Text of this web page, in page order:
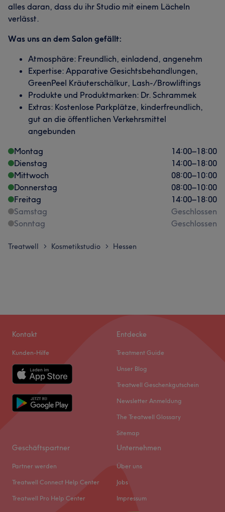
alles daran, dass du ihr Studio mit einem Lächeln
verlässt.
Was uns an dem Salon gefällt:
Atmosphäre: Freundlich, einladend, angenehm
Expertise: Apparative Gesichtsbehandlungen,
GreenPeel Kräuterschälkur, Lash-/Browliftings
Produkte und Produktmarken: Dr. Schrammek
Extras: Kostenlose Parkplätze, kinderfreundlich,
gut an die öffentlichen Verkehrsmittel
angebunden
Montag
14:00–18:00
Dienstag
14:00–18:00
Mittwoch
08:00–10:00
Donnerstag
08:00–10:00
Freitag
14:00–18:00
Samstag
Geschlossen
Sonntag
Geschlossen
Treatwell > Kosmetikstudio > Hessen
Kontakt
Kunden-Hilfe
Entdecke
Treatment Guide
Unser Blog
Treatwell Geschenkgutschein
Newsletter Anmeldung
The Treatwell Glossary
Sitemap
Geschäftspartner
Partner werden
Treatwell Connect Help Center
Treatwell Pro Help Center
Unternehmen
Über uns
Jobs
Impressum